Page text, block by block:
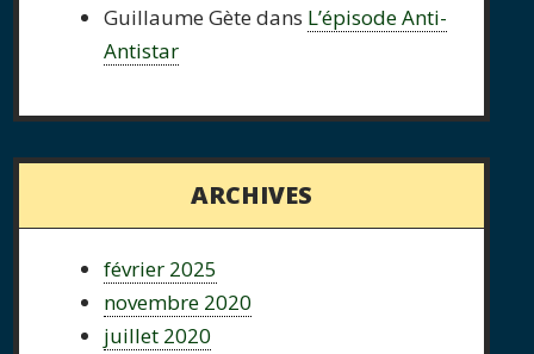
Guillaume Gète dans L’épisode Anti-
Antistar
ARCHIVES
février 2025
novembre 2020
juillet 2020